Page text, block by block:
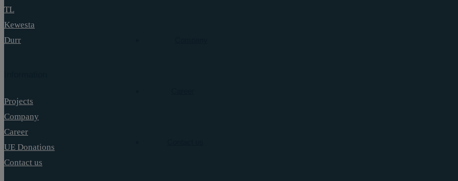
TL
Kewesta
Durr
Projects
Company
Career
UE Donations
Contact us